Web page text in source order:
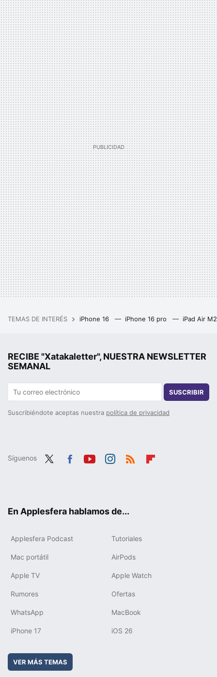
TEMAS DE INTERÉS iPhone 16 iPhone 16 pro iPad Air
RECIBE "Xatakaletter", NUESTRA NEWSLETTER
SEMANAL
SUSCRIBIR
Suscribiéndote aceptas nuestra política de privacidad
Síguenos
En Applesfera hablamos de...
Applesfera Podcast Tutoriales
Mac portátil AirPods
Apple TV Apple Watch
Rumores Ofertas
WhatsApp MacBook
iPhone 17 iOS 26
VER MÁS TEMAS